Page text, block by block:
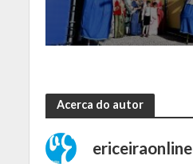
Acerca do autor
ericeiraonline